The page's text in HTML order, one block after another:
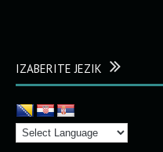
IZABERITE JEZIK